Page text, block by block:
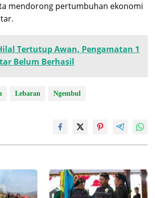
mendorong pertumbuhan ekonomi
Tertutup Awan, Pengamatan 1
Belum Berhasil
Lebaran Ngembul